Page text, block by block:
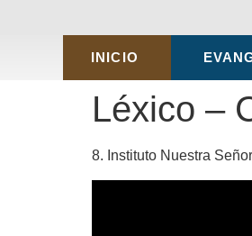
INICIO
Léxico –
8. Instituto Nuestra